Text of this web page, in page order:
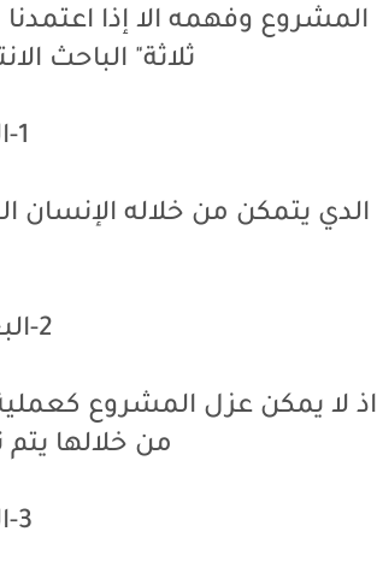
المشروع وفهمه الا إذا
ثلاثة" الباحث
1-البعد الحيوي:
الدي يتمكن من خلاله الإنسان
2-البعد البراغماتي :
اذ لا يمكن عزل المشروع كعملية
من خلالها
3-البعد التنبئي :